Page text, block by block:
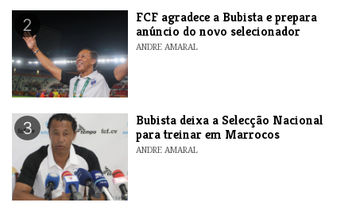
2
FCF agradece a Bubista e prepara
anúncio do novo selecionador
ANDRE AMARAL
3
Bubista deixa a Selecção Nacional
para treinar em Marrocos
ANDRE AMARAL